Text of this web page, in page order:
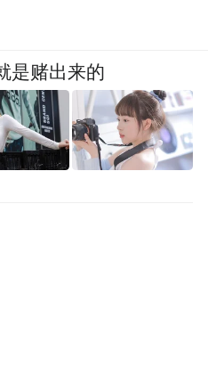
是赌出来的